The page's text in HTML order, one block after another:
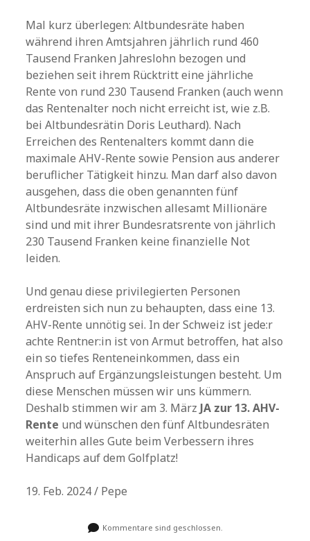
Mal kurz überlegen: Altbundesräte haben
während ihren Amtsjahren jährlich rund 460
Tausend Franken Jahreslohn bezogen und
beziehen seit ihrem Rücktritt eine jährliche
Rente von rund 230 Tausend Franken (auch wenn
das Rentenalter noch nicht erreicht ist, wie z.B.
bei Altbundesrätin Doris Leuthard). Nach
Erreichen des Rentenalters kommt dann die
maximale AHV-Rente sowie Pension aus anderer
beruflicher Tätigkeit hinzu. Man darf also davon
ausgehen, dass die oben genannten fünf
Altbundesräte inzwischen allesamt Millionäre
sind und mit ihrer Bundesratsrente von jährlich
230 Tausend Franken keine finanzielle Not
leiden.
Und genau diese privilegierten Personen
erdreisten sich nun zu behaupten, dass eine 13.
AHV-Rente unnötig sei. In der Schweiz ist jede:r
achte Rentner:in ist von Armut betroffen, hat also
ein so tiefes Renteneinkommen, dass ein
Anspruch auf Ergänzungsleistungen besteht. Um
diese Menschen müssen wir uns kümmern.
Deshalb stimmen wir am 3. März JA zur 13. AHV-
Rente und wünschen den fünf Altbundesräten
weiterhin alles Gute beim Verbessern ihres
Handicaps auf dem Golfplatz!
19. Feb. 2024 / Pepe
Kommentare sind geschlossen.